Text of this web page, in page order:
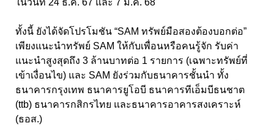
ทั้งนี้ ยังได้จัดโปรโมชัน “SAM ทรัพย์มือสองต้องบอกต่อ”
เพียงแนะนำทรัพย์ SAM ให้กับเพื่อนหรือคนรู้จัก รับค่า
แนะนำสูงสุดถึง 3 ล้านบาทต่อ 1 รายการ (เฉพาะทรัพย์ที่
เข้าเงื่อนไข) และ SAM ยังร่วมกับธนาคารชั้นนำ ทั้ง
ธนาคารกรุงเทพ ธนาคารยูโอบี ธนาคารทีเอ็มบีธนชาต
(ttb) ธนาคารกสิกรไทย และธนาคารอาคารสงเคราะห์
(ธอส.)